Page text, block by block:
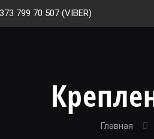
799 70 507 (VIBER)
Главная